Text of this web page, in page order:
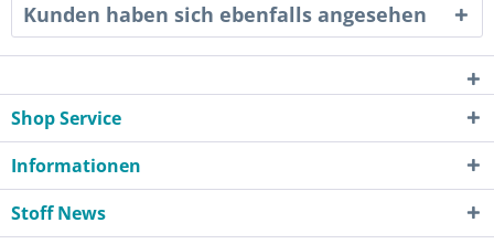
Kunden haben sich ebenfalls angesehen
Shop Service
Informationen
Stoff News